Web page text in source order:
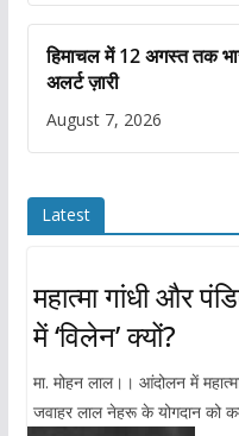
हिमाचल में 12 अगस्त तक
अलर्ट ज़ारी
August 7, 2026
Latest
महात्मा गांधी और
में ‘विलेन’ क्यों?
मा. मोहन लाल।। आंदोलन में
जवाहर लाल नेहरू के योगदान को